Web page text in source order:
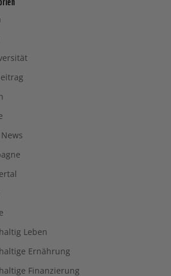
Leben
Ernährung
Finanzierung